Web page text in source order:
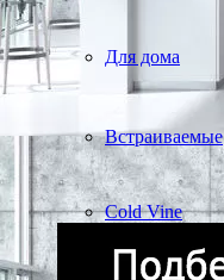
Для дома
Встраиваемые
Cold Vine